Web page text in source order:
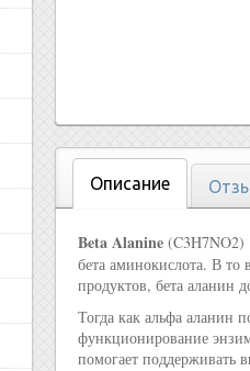
Описание
Beta Alanine (C3H7NO2)
бета аминокислота. В
продуктов, бета аланин
Тогда как альфа аланин
функционирование
помогает поддерживать